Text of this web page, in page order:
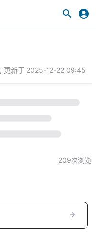
, 更新于 2025-12-22 09:45
209次浏览